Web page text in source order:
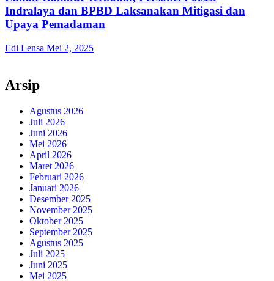
Indralaya dan BPBD Laksanakan Mitigasi dan
Upaya Pemadaman
Edi Lensa Mei 2, 2025
Arsip
Agustus 2026
Juli 2026
Juni 2026
Mei 2026
April 2026
Maret 2026
Februari 2026
Januari 2026
Desember 2025
November 2025
Oktober 2025
September 2025
Agustus 2025
Juli 2025
Juni 2025
Mei 2025